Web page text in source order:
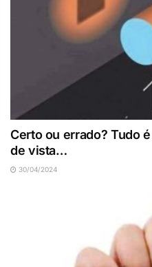
Certo ou errado? Tudo
de vista…
30/04/2024